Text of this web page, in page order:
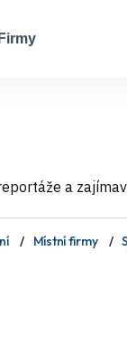
Firmy
a
Místní firmy